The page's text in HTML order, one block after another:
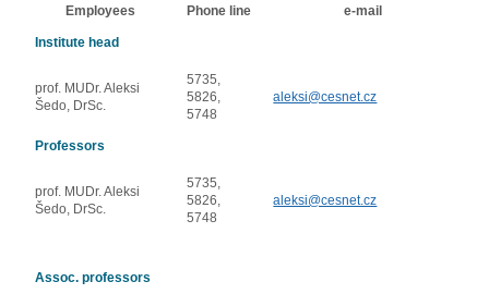
Employees Phone line e-mail
Institute head
prof. MUDr. Aleksi
Šedo, DrSc.
5735,
5826,
5748
aleksi@cesnet.cz
Professors
prof. MUDr. Aleksi
Šedo, DrSc.
5735,
5826,
5748
aleksi@cesnet.cz
Assoc. professors